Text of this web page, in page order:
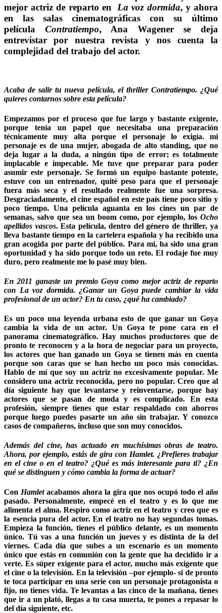
mejor actriz de reparto enLa voz dormida, y ahora
en las salas cinematográficas con su último
película Contratiempo, Ana Wagener se deja
entrevistar por nuestra revista y nos cuenta la
complejidad del trabajo del actor.
Acaba de salir tu nueva película, el thriller Contratiempo. ¿Qué
quieres contarnos sobre esta película?
Empezamos por el proceso que fue largo y bastante exigente,
porque tenía un papel que necesitaba una preparación
técnicamente muy alta porque el personaje lo exigía. mi
personaje es de una mujer, abogada de alto standing, que no
deja lugar a la duda, a ningún tipo de error; es totalmente
implacable e impecable. Me tuve que preparar para poder
asumir este personaje. Se formó un equipo bastante potente,
estuve con un entrenador, quité peso para que el personaje
fuera más seca y el resultado realmente fue una sorpresa.
Desgraciadamente, el cine español en este país tiene poco sitio y
poco tiempo. Una película aguanta en los cines un par de
semanas, salvo que sea un boom como, por ejemplo, los Ocho
apellidos vascos. Esta película, dentro del género de thriller, ya
lleva bastante tiempo en la cartelera española y ha recibido una
gran acogida por parte del público. Para mi, ha sido una gran
oportunidad y ha sido porque todo un reto. El rodaje fue muy
duro, pero realmente me lo pasé muy bien.
En 2011 ganaste un premio Goya como mejor actriz de reparto
con La voz dormida. ¿Ganar un Goya puede cambiar la vida
profesional de un actor? En tu caso, ¿qué ha cambiado?
Es un poco una leyenda urbana esto de que ganar un Goya
cambia la vida de un actor. Un Goya te pone cara en el
panorama cinematográfico. Hay muchos productores que de
pronto te reconocen y a la hora de negociar para un proyecto,
los actores que han ganado un Goya se tienen más en cuenta
porque son caras que se han hecho un poco más conocidas.
Hablo de mí que soy un actriz no excesivamente popular. Me
considero una actriz reconocida, pero no popular. Creo que al
día siguiente hay que levantarse y reinventarse, porque hay
actores que se pasan de moda y es complicado. En esta
profesión, siempre tienes que estar respaldado con ahorros
porque luego puedes pasarte un año sin trabajar. Y conozco
casos de compañeros, incluso que son muy conocidos.
Además del cine, has actuado en muchísimas obras de teatro.
Ahora, por ejemplo, estás de gira con Hamlet. ¿Prefieres trabajar
en el cine o en el teatro? ¿Qué es más interesante para ti? ¿En
qué se distinguen y cómo cambia la forma de actuar?
Con Hamlet acabamos ahora la gira que nos ocupó todo el año
pasado. Personalmente, empecé en el teatro y es lo que me
alimenta el alma. Respiro como actriz en el teatro y creo que es
la esencia pura del actor. En el teatro no hay segundas tomas.
Empieza la función, tienes el público delante, es un momento
único. Tú vas a una función un jueves y es distinta de la del
viernes. Cada día que subes a un escenario es un momento
único que estás en comunión con la gente que ha decidido ir a
verte. Es súper exigente para el actor, mucho más exigente que
el cine o la televisión. En la televisión –por ejemplo- si de pronto
te toca participar en una serie con un personaje protagonista o
fijo, no tienes vida. Te levantas a las cinco de la mañana, tienes
que ir a un plató, llegas a tu casa muerta, te pones a repasar lo
del día siguiente, etc.